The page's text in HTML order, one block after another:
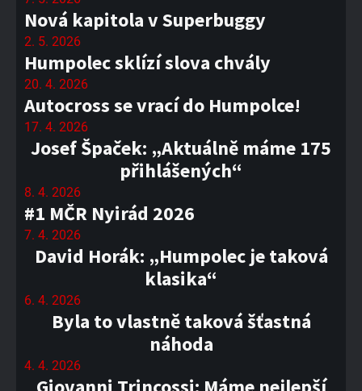
Nová kapitola v Superbuggy
2. 5. 2026
Humpolec sklízí slova chvály
20. 4. 2026
Autocross se vrací do Humpolce!
17. 4. 2026
Josef Špaček: „Aktuálně máme 175
přihlášených“
8. 4. 2026
#1 MČR Nyirád 2026
7. 4. 2026
David Horák: „Humpolec je taková
klasika“
6. 4. 2026
Byla to vlastně taková šťastná
náhoda
4. 4. 2026